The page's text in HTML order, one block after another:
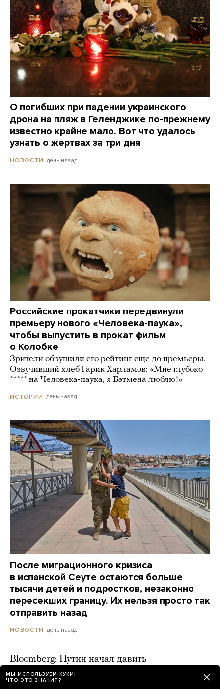
О погибших при падении украинского
дрона на пляж в Геленджике по-прежнему
известно крайне мало. Вот что удалось
узнать о жертвах за три дня
НОВОСТИ день назад
Российские прокатчики передвинули
премьеру нового «Человека-паука»,
чтобы выпустить в прокат фильм
о Колобке
Зрители обрушили его рейтинг еще до премьеры.
Озвучивший хлеб Гарик Харламов: «Мне глубоко
***** на Человека-паука, я Бэтмена люблю!»
ИСТОРИИ день назад
После миграционного кризиса
в испанской Сеуте остаются больше
тысячи детей и подростков, незаконно
пересекших границу. Их нельзя просто так
отправить назад
НОВОСТИ день назад
Bloomberg: Путин начал давить
на Набиуллину из-за ключевой ставки
МЫ ИСПОЛЬЗУЕМ КУКИ!
ЧТО ЭТО ЗНАЧИТ?